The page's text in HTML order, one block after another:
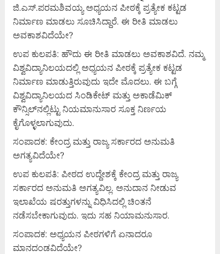
ಜಿ.ಎಸ್.ಪರಮಶಿವಯ್ಯ ಅಧ್ಯಯನ ಪೀಠಕ್ಕೆ ಪ್ರತ್ಯೇಕ ಕಟ್ಟಡ
ನಿರ್ಮಾಣ ಮಾಡಲು ಸೂಚಿಸಿದ್ದಾರೆ. ಈ ರೀತಿ ಮಾಡಲು
ಅವಕಾಶವಿದೆಯೇ?
ಉಪ ಕುಲಪತಿ: ಹೌದು ಈ ರೀತಿ ಮಾಡಲು ಅವಕಾಶವಿದೆ. ನಮ್ಮ
ವಿಶ್ವವಿದ್ಯಾನಿಲಯದಲ್ಲಿ ಅಧ್ಯಯನ ಪೀಠಕ್ಕೆ ಪ್ರತ್ಯೇಕ ಕಟ್ಟಡ
ನಿರ್ಮಾಣ ಮಾಡುತ್ತಿರುವುದು ಇದೇ ಮೊದಲು. ಈ ಬಗ್ಗೆ
ವಿಶ್ವವಿದ್ಯಾನಿಲಯದ ಸಿಂಡಿಕೇಟ್ ಮತ್ತು ಅಕಾಡೆಮಿಕ್
ಕೌನ್ಸಿಲ್‌ನಲ್ಲಿಟ್ಟು ನಿಯಮಾನುಸಾರ ಸೂಕ್ತ ನಿರ್ಣಯ
ಕೈಗೊಳ್ಳಲಾಗುವುದು.
ಸಂಪಾದಕ: ಕೇಂದ್ರ ಮತ್ತು ರಾಜ್ಯ ಸರ್ಕಾರದ ಅನುಮತಿ
ಅಗತ್ಯವಿದೆಯೇ?
ಉಪ ಕುಲಪತಿ: ಪೀಠದ ಉದ್ದೇಶಕ್ಕೆ ಕೇಂದ್ರ ಮತ್ತು ರಾಜ್ಯ
ಸರ್ಕಾರದ ಅನುಮತಿ ಅಗತ್ಯವಿಲ್ಲ. ಅನುದಾನ ನೀಡುವ
ಇಲಾಖೆಯ ಷರತ್ತುಗಳನ್ನು ವಿಧಿಸಿದಲ್ಲಿ ಚಿಂತನೆ
ನಡೆಸಬೇಕಾಗುವುದು. ಇದು ಸಹ ನಿಯಾಮನುಸಾರ.
ಸಂಪಾದಕ: ಅಧ್ಯಯನ ಪೀಠಗಳಿಗೆ ಏನಾದರೂ
ಮಾನದಂಡವಿದೆಯೇ?